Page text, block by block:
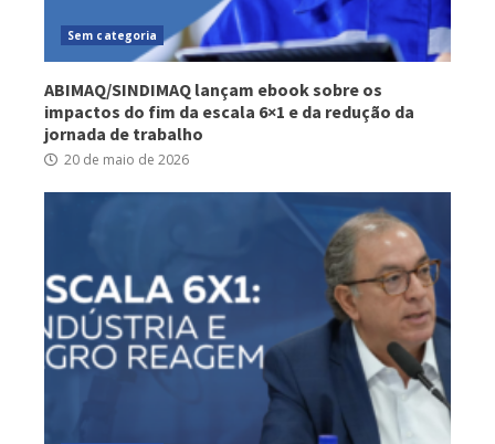
Sem categoria
ABIMAQ/SINDIMAQ lançam ebook sobre os
impactos do fim da escala 6×1 e da redução da
jornada de trabalho
20 de maio de 2026